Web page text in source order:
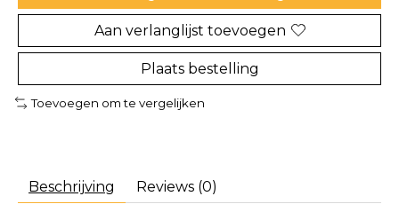
Aan verlanglijst toevoegen
Plaats bestelling
Toevoegen om te vergelijken
Beschrijving Reviews (0)